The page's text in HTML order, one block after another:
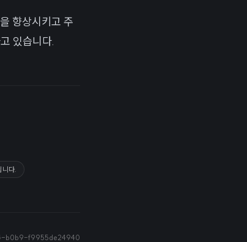
향상시키고 주
있습니다.
다.
b0b9-f9955de24940